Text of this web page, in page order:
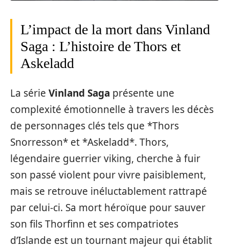
L’impact de la mort dans Vinland
Saga : L’histoire de Thors et
Askeladd
La série Vinland Saga présente une
complexité émotionnelle à travers les décès
de personnages clés tels que *Thors
Snorresson* et *Askeladd*. Thors,
légendaire guerrier viking, cherche à fuir
son passé violent pour vivre paisiblement,
mais se retrouve inéluctablement rattrapé
par celui-ci. Sa mort héroïque pour sauver
son fils Thorfinn et ses compatriotes
d’Islande est un tournant majeur qui établit